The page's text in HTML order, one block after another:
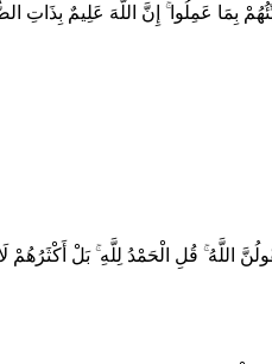
بِمَا عَمِلُوا ۚ إِنَّ اللَّهَ عَلِيمٌ بِذَاتِ
اللَّهُ ۚ قُلِ الْحَمْدُ لِلَّهِ ۚ بَلْ أَكْثَرُهُمْ